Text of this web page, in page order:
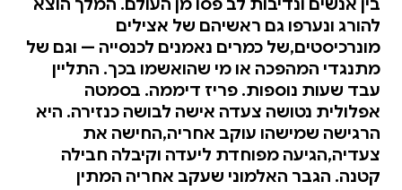
בין אנשים ונדיבות לב פסו מן העולם. המלך הוצא
להורג ונערפו גם ראשיהם של אצילים
מונרכיסטים,של כמרים נאמנים לכנסייה — וגם של
מתנגדי המהפכה או מי שהואשמו בכך. התליין
עבד שעות נוספות. פריז דיממה. בסמטה
אפלולית נטושה צעדה אישה לבושה כנזירה. היא
הרגישה שמישהו עוקב אחריה,החישה את
צעדיה,הגיעה מפוחדת ליעדה וקיבלה חבילה
קטנה. הגבר האלמוני שעקב אחריה המתין